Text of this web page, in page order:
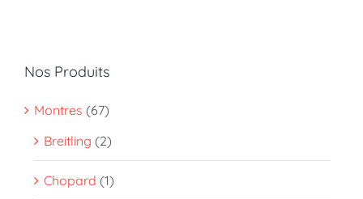
Nos Produits
Montres (67)
Breitling (2)
Chopard (1)